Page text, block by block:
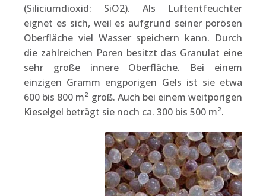
(Siliciumdioxid: SiO2). Als Luftentfeuchter
eignet es sich, weil es aufgrund seiner porösen
Oberfläche viel Wasser speichern kann. Durch
die zahlreichen Poren besitzt das Granulat eine
sehr große innere Oberfläche. Bei einem
einzigen Gramm engporigen Gels ist sie etwa
600 bis 800 m² groß. Auch bei einem weitporigen
Kieselgel beträgt sie noch ca. 300 bis 500 m².